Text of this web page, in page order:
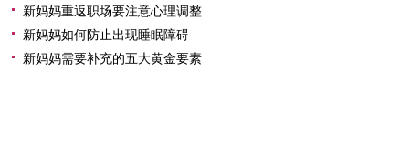
新妈妈重返职场要注意心理调整
新妈妈如何防止出现睡眠障碍
新妈妈需要补充的五大黄金要素